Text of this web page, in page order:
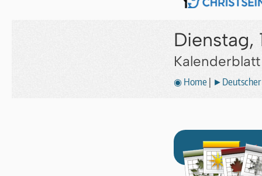
Dienstag,
◉ Home ►Deutscher